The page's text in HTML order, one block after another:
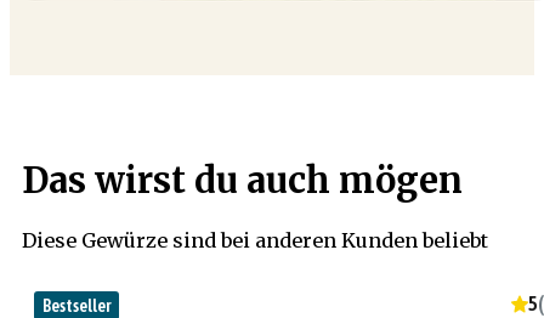
Das wirst du auch mögen
Diese Gewürze sind bei anderen Kunden beliebt
Bestseller
5(